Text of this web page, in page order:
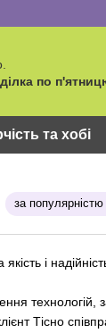
по
та хобі
за популярністю
і
технологій,
Тісно